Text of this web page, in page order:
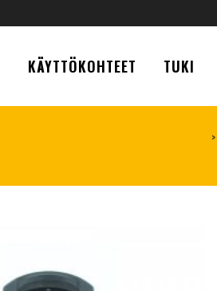
KÄYTTÖKOHTEET TUKI
>